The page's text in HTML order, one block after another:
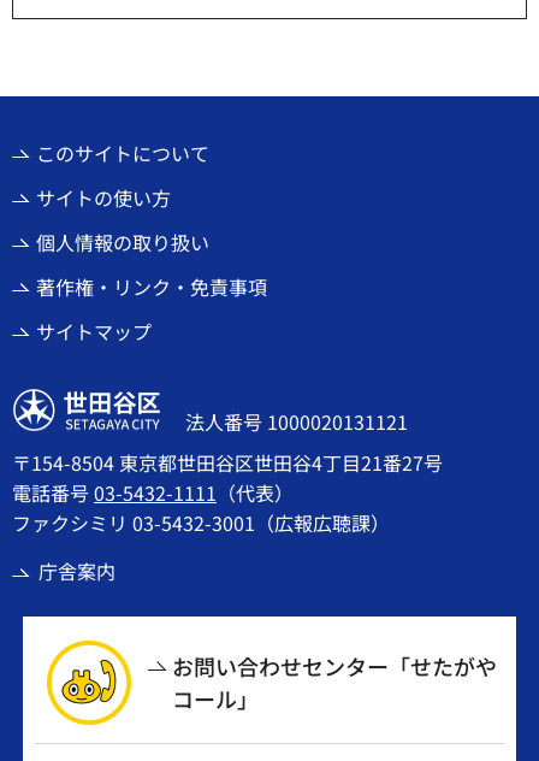
このサイトについて
サイトの使い方
個人情報の取り扱い
著作権・リンク・免責事項
サイトマップ
世田谷区
法人番号 1000020131121
〒154-8504 東京都世田谷区世田谷4丁目21番27号
電話番号03-5432-1111 （代表）
ファクシミリ 03-5432-3001（広報広聴課）
庁舎案内
お問い合わせセンター「せたがや
コール」